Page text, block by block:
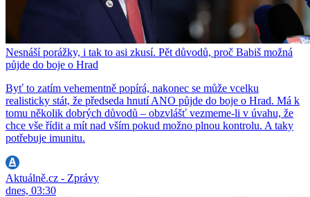
Nesnáší porážky, i tak to asi zkusí. Pět důvodů, proč Babiš možná
půjde do boje o Hrad
Byť to zatím vehementně popírá, nakonec se může vcelku
realisticky stát, že předseda hnutí ANO půjde do boje o Hrad. Má k
tomu několik dobrých důvodů – obzvlášť vezmeme-li v úvahu, že
chce vše řídit a mít nad vším pokud možno plnou kontrolu. A taky
potřebuje imunitu.
Aktuálně.cz - Zprávy
dnes, 03:30